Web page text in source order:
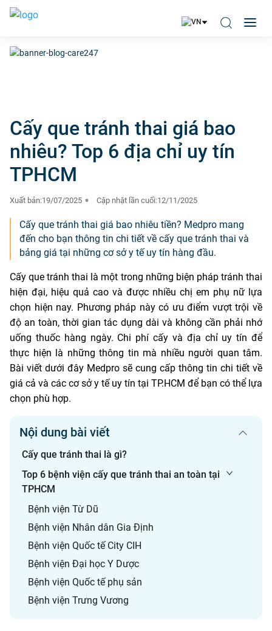
Cấy que tránh thai giá bao
nhiêu? Top 6 địa chỉ uy tín
TPHCM
Xuất bản:19/07/2025 Cập nhật lần cuối:12/11/2025
Cấy que tránh thai giá bao nhiêu tiền? Medpro mang
đến cho bạn thông tin chi tiết về cấy que tránh thai và
bảng giá tại những cơ sở y tế uy tín hàng đầu.
Cấy que tránh thai là một trong những biện pháp tránh thai
hiện đại, hiệu quả cao và được nhiều chị em phụ nữ lựa
chọn hiện nay. Phương pháp này có ưu điểm vượt trội về
độ an toàn, thời gian tác dụng dài và không cần phải nhớ
uống thuốc hàng ngày. Chi phí cấy và địa chỉ uy tín để
thực hiện là những thông tin mà nhiều người quan tâm.
Bài viết dưới đây Medpro sẽ cung cấp thông tin chi tiết về
giá cả và các cơ sở y tế uy tín tại TP.HCM để bạn có thể lựa
chọn phù hợp.
Nội dung bài viết
Cấy que tránh thai là gì?
Top 6 bệnh viện cấy que tránh thai an toàn tại
TPHCM
Bệnh viện Từ Dũ
Bệnh viện Nhân dân Gia Định
Bệnh viện Quốc tế City CIH
Bệnh viện Đại học Y Dược
Bệnh viện Quốc tế phụ sản
Bệnh viện Trưng Vương